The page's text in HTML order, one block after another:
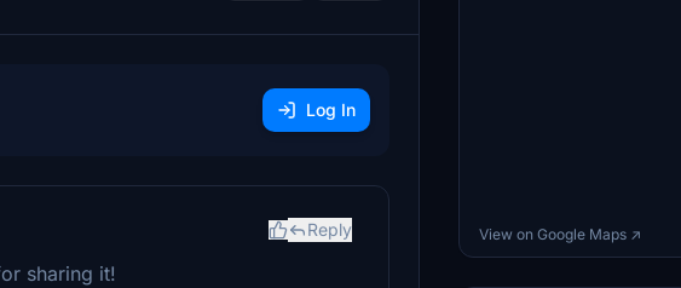
Log In
Reply
sharing it!
View on Google Maps ↗